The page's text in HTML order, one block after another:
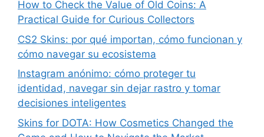
How to Check the Value of Old Coins: A
Practical Guide for Curious Collectors
CS2 Skins: por qué importan, cómo funcionan y
cómo navegar su ecosistema
Instagram anónimo: cómo proteger tu
identidad, navegar sin dejar rastro y tomar
decisiones inteligentes
Skins for DOTA: How Cosmetics Changed the